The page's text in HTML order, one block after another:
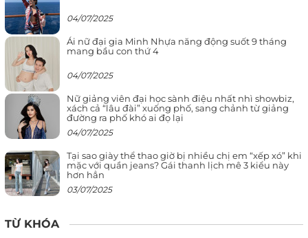
04/07/2025
Ái nữ đại gia Minh Nhựa năng động suốt 9 tháng
mang bầu con thứ 4
04/07/2025
Nữ giảng viên đại học sành điệu nhất nhì showbiz,
xách cả “lâu đài” xuống phố, sang chảnh từ giảng
đường ra phố khó ai đọ lại
04/07/2025
Tại sao giày thể thao giờ bị nhiều chị em “xếp xó” khi
mặc với quần jeans? Gái thanh lịch mê 3 kiểu này
hơn hẳn
03/07/2025
TỪ KHÓA